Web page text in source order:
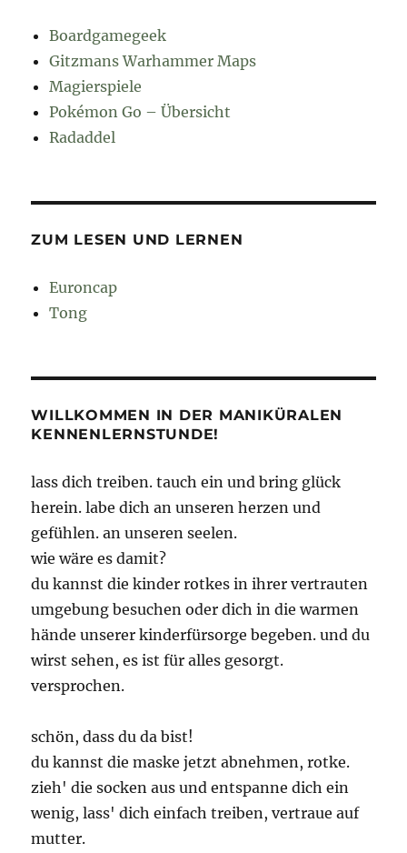
Boardgamegeek
Gitzmans Warhammer Maps
Magierspiele
Pokémon Go – Übersicht
Radaddel
ZUM LESEN UND LERNEN
Euroncap
Tong
WILLKOMMEN IN DER MANIKÜRALEN
KENNENLERNSTUNDE!
lass dich treiben. tauch ein und bring glück
herein. labe dich an unseren herzen und
gefühlen. an unseren seelen.
wie wäre es damit?
du kannst die kinder rotkes in ihrer vertrauten
umgebung besuchen oder dich in die warmen
hände unserer kinderfürsorge begeben. und du
wirst sehen, es ist für alles gesorgt.
versprochen.
schön, dass du da bist!
du kannst die maske jetzt abnehmen, rotke.
zieh' die socken aus und entspanne dich ein
wenig, lass' dich einfach treiben, vertraue auf
mutter.